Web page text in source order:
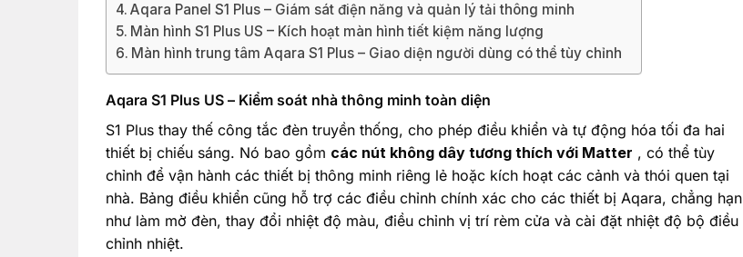
Aqara Panel S1 Plus – Giám sát điện năng và quản lý tải thông minh
Màn hình S1 Plus US – Kích hoạt màn hình tiết kiệm năng lượng
Màn hình trung tâm Aqara S1 Plus – Giao diện người dùng có thể tùy chỉnh
Aqara S1 Plus US – Kiểm soát nhà thông minh toàn diện
S1 Plus thay thế công tắc đèn truyền thống, cho phép điều khiển và tự động hóa tối đa hai
thiết bị chiếu sáng. Nó bao gồm các nút không dây tương thích với Matter , có thể tùy
chỉnh để vận hành các thiết bị thông minh riêng lẻ hoặc kích hoạt các cảnh và thói quen tại
nhà. Bảng điều khiển cũng hỗ trợ các điều chỉnh chính xác cho các thiết bị Aqara, chẳng hạn
như làm mờ đèn, thay đổi nhiệt độ màu, điều chỉnh vị trí rèm cửa và cài đặt nhiệt độ bộ điều
chỉnh nhiệt.